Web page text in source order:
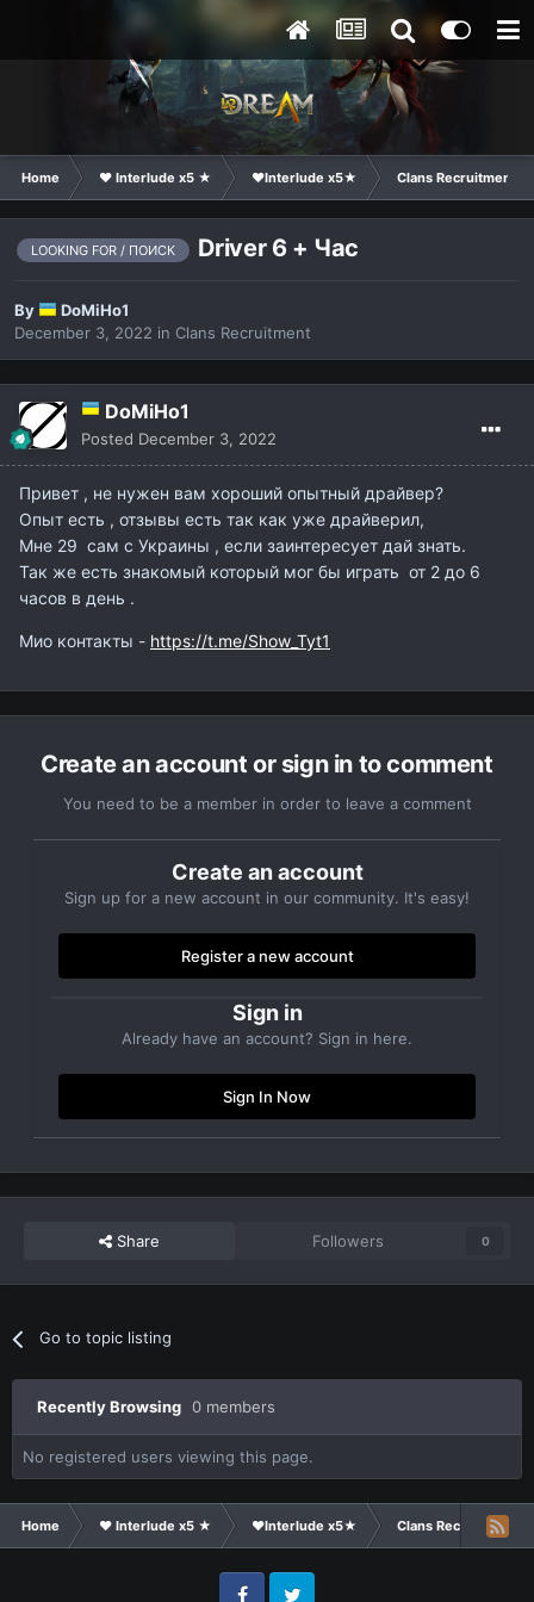
Home ❤ Interlude x5 ★ ❤Interlude x5★ Clans Recruitment
LOOKING FOR / ПОИСК Driver 6 + Час
By
DoMiHo1
December 3, 2022 in Clans Recruitment
DoMiHo1
Posted December 3, 2022
Привет , не нужен вам хороший опытный драйвер?
Опыт есть , отзывы есть так как уже драйверил,
Мне 29 сам с Украины , если заинтересует дай знать.
Так же есть знакомый который мог бы играть от 2 до 6
часов в день .
Мио контакты - https://t.me/Show_Tyt1
Create an account or sign in to comment
You need to be a member in order to leave a comment
Create an account
Sign up for a new account in our community. It's easy!
Register a new account
Sign in
Already have an account? Sign in here.
Sign In Now
Share Followers 0
Go to topic listing
Recently Browsing 0 members
No registered users viewing this page.
Home ❤ Interlude x5 ★ ❤Interlude x5★ Clans Recruitment